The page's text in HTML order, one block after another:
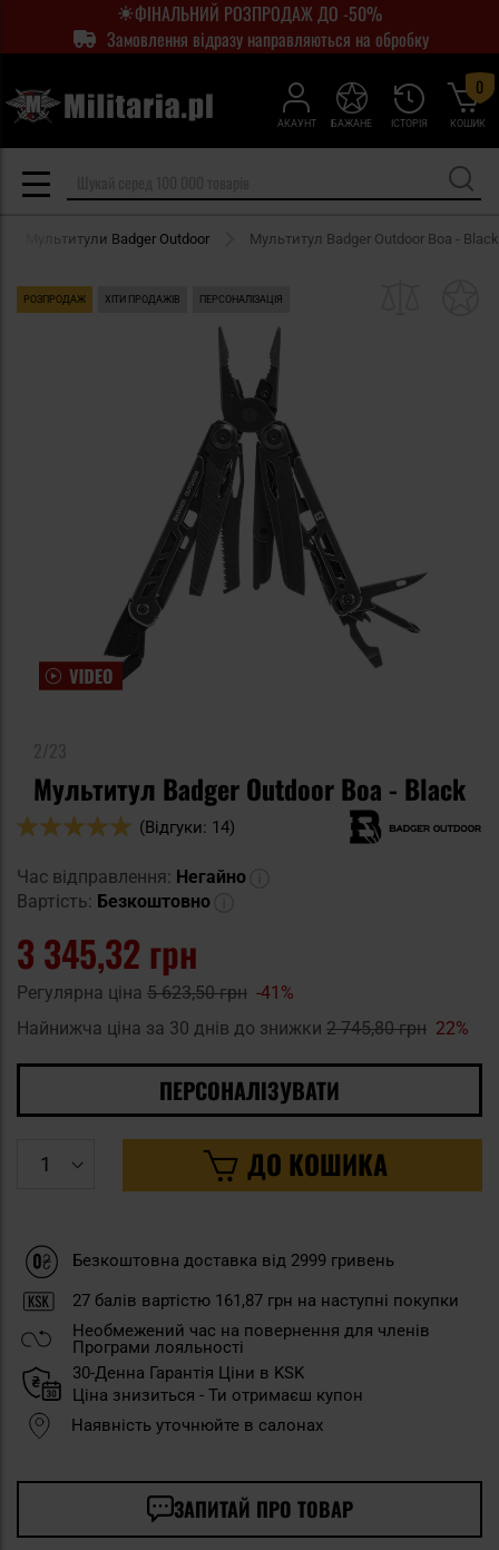
ФІНАЛЬНИЙ РОЗПРОДАЖ ДО -50%
Замовлення відразу направляються на обробку
АКАУНТ ІСТОРІЯ
БАЖАНЕ КОШИК
0
Мультитули Badger Outdoor Мультитул Badger Outdoor Boa - Black
РОЗПРОДАЖ ХІТИ ПРОДАЖІВ ПЕРСОНАЛІЗАЦІЯ
Мультитул Badger Outdoor Boa - Black
Оцінка:
(Відгуки: 14)
Час відправлення: Негайно
Вартість: Безкоштовно
3 345,32 грн
Регулярна ціна 5 623,50 грн -41%
Найнижча ціна за 30 днів до знижки 2 745,80 грн 22%
ПЕРСОНАЛІЗУВАТИ
ДО КОШИКА
Безкоштовна доставка від 2999 гривень
27 балів вартістю 161,87 грн на наступні покупки
Необмежений час на повернення для членів
Програми лояльності
30-Денна Гарантія Ціни в KSK
Ціна знизиться - Ти отримаєш купон
Наявність уточнюйте в салонах
ЗАПИТАЙ ПРО ТОВАР